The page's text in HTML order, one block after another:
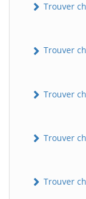
Trouver
Trouver
Trouver
Trouver
Trouver